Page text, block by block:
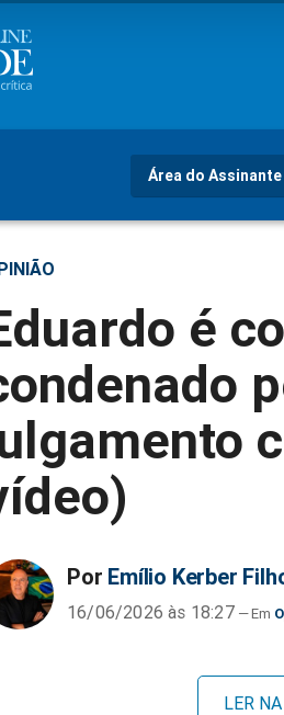
Área do Assinante
é
Por Emílio Kerber
16/06/2026 às 18:27
LER